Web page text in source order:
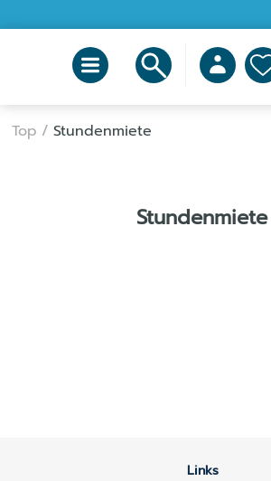
Top / Stundenmiete
Stundenmiete
Links